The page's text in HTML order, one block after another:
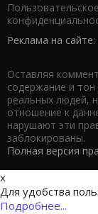
Реклама на сайте:
Оставляя
содержание и
реальных людей,
отношение к
нарушают эти
заблокированы.
Полная версия
x
Для удобства
Подробнее...